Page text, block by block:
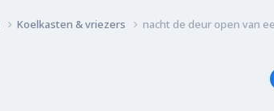
Koelkasten & vriezers nacht de deur open van